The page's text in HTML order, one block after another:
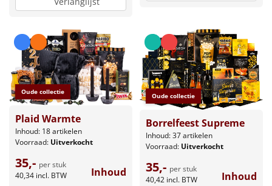
Oude collectie
Plaid Warmte
Inhoud: 18 artikelen
Voorraad: Uitverkocht
35,- per stuk
40,34 incl. BTW Inhoud
Oude collectie
Borrelfeest Supreme
Inhoud: 37 artikelen
Voorraad: Uitverkocht
35,- per stuk
40,42 incl. BTW Inhoud